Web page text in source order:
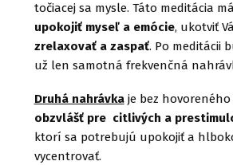
točiacej sa mysle. Táto meditácia
upokojiť myseľ a emócie, ukotviť
zrelaxovať a zaspať. Po meditácii
už len samotná frekvenčná
Druhá nahrávkaje bez hovoreného
obzvlášť pre citlivých a
ktorí sa potrebujú upokojiť a
vycentrovať.